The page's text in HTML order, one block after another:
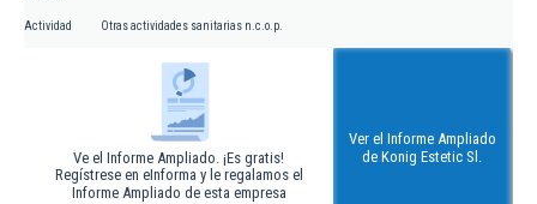
Actividad Otras actividades sanitarias n.c.o.p.
Ve el Informe Ampliado. ¡Es gratis!
Regístrese en eInforma y le regalamos el
Informe Ampliado de esta empresa
Ver el Informe Ampliado
de Konig Estetic Sl.